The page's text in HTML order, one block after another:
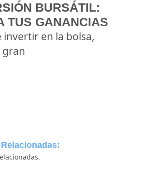
BURSÁTIL:
TUS GANANCIAS
invertir en la bolsa,
gran